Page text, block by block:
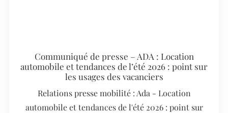
Communiqué de presse – ADA : Location
automobile et tendances de l’été 2026 : point sur
les usages des vacanciers
Relations presse mobilité : Ada - Location
automobile et tendances de l'été 2026 : point sur